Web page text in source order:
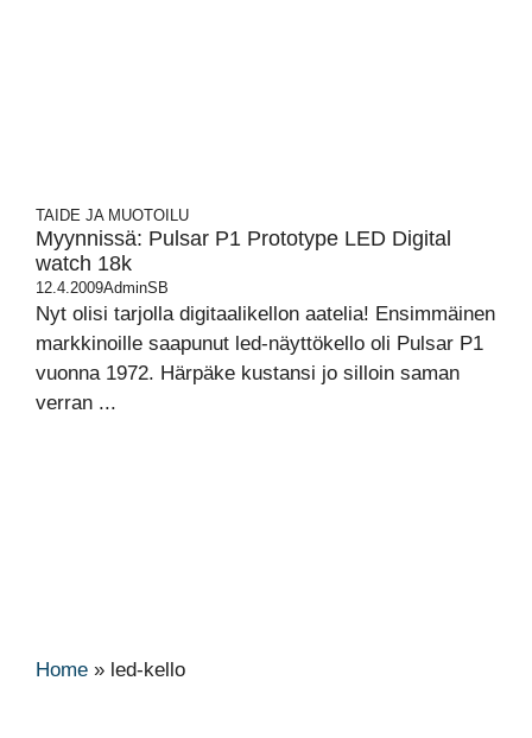
TAIDE JA MUOTOILU
Myynnissä: Pulsar P1 Prototype LED Digital
watch 18k
12.4.2009AdminSB
Nyt olisi tarjolla digitaalikellon aatelia! Ensimmäinen
markkinoille saapunut led-näyttökello oli Pulsar P1
vuonna 1972. Härpäke kustansi jo silloin saman
verran ...
Home » led-kello